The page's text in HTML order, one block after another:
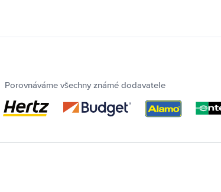
Porovnáváme všechny známé dodavatele